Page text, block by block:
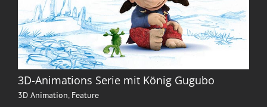
3D-Animations Serie mit König Gugubo
3D Animation, Feature